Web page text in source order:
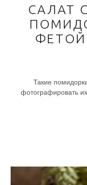
САЛАТ
Такие
фотографировать